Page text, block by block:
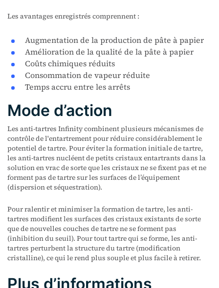
Les avantages enregistrés comprennent :
Augmentation de la production de pâte à papier
Amélioration de la qualité de la pâte à papier
Coûts chimiques réduits
Consommation de vapeur réduite
Temps accru entre les arrêts
Mode d’action
Les anti-tartres Infinity combinent plusieurs mécanismes de
contrôle de l'entartrement pour réduire considérablement le
potentiel de tartre. Pour éviter la formation initiale de tartre,
les anti-tartres nucléent de petits cristaux entartrants dans la
solution en vrac de sorte que les cristaux ne se fixent pas et ne
forment pas de tartre sur les surfaces de l’équipement
(dispersion et séquestration).
Pour ralentir et minimiser la formation de tartre, les anti-
tartres modifient les surfaces des cristaux existants de sorte
que de nouvelles couches de tartre ne se forment pas
(inhibition du seuil). Pour tout tartre qui se forme, les anti-
tartres perturbent la structure du tartre (modification
cristalline), ce qui le rend plus souple et plus facile à retirer.
Plus d’informations